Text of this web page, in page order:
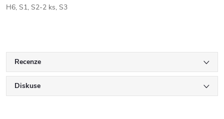
H6, S1, S2-2 ks, S3
Recenze
Diskuse